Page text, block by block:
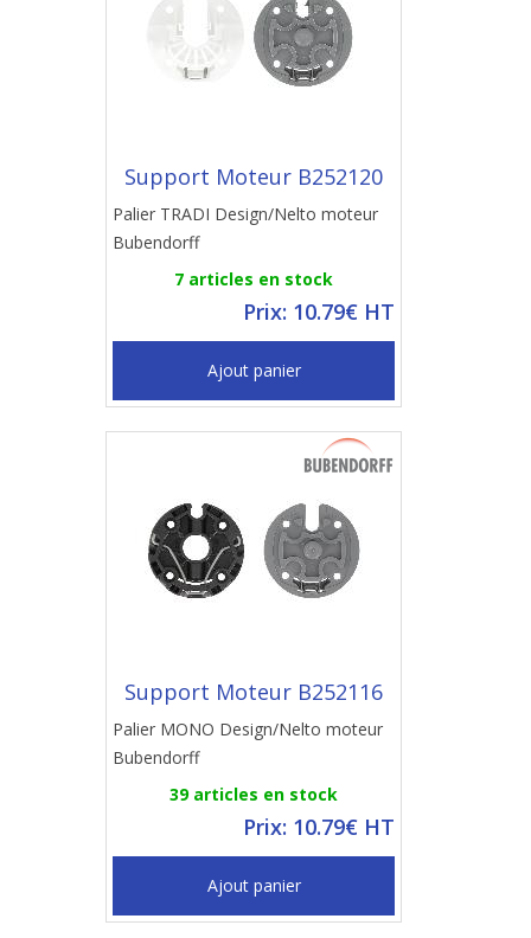
Support Moteur B252120
Palier TRADI Design/Nelto moteur
Bubendorff
7 articles en stock
Prix: 10.79€ HT
Ajout panier
Support Moteur B252116
Palier MONO Design/Nelto moteur
Bubendorff
39 articles en stock
Prix: 10.79€ HT
Ajout panier